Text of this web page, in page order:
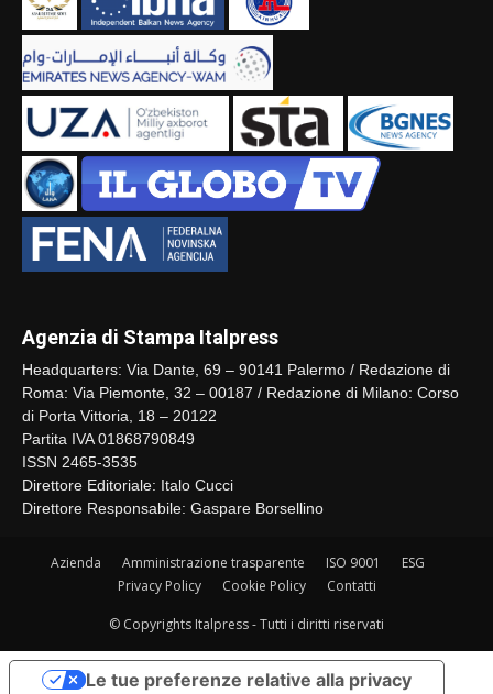
Agenzia di Stampa Italpress
Headquarters: Via Dante, 69 – 90141 Palermo / Redazione di
Roma: Via Piemonte, 32 – 00187 / Redazione di Milano: Corso
di Porta Vittoria, 18 – 20122
Partita IVA 01868790849
ISSN 2465-3535
Direttore Editoriale: Italo Cucci
Direttore Responsabile: Gaspare Borsellino
Azienda Amministrazione trasparente ISO 9001
ESG
Privacy Policy
Cookie Policy Contatti
© Copyrights Italpress - Tutti i diritti riservati
Le tue preferenze relative alla privacy